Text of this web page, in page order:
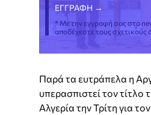
* Με την εγγραφή σας στο
αποδέχεστε τους σχετικούς
Παρά τα ευτράπελα η
υπερασπιστεί τον τίτλο
Αλγερία την Τρίτη για